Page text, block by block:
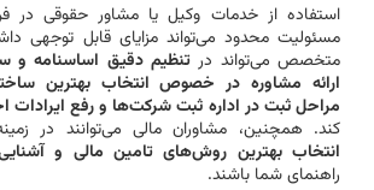
استفاده از خدمات وکیل یا مشاور حقوقی در
مسئولیت محدود می‌تواند مزایای قابل توجهی
متخصص می‌تواند در تنظیم دقیق اساسنامه و
ارائه مشاوره در خصوص انتخاب بهترین
مراحل ثبت در اداره ثبت شرکت‌ها و رفع ایرادات
کند. همچنین، مشاوران مالی می‌توانند در
انتخاب بهترین روش‌های تامین مالی و آشنایی
راهنمای شما باشند.